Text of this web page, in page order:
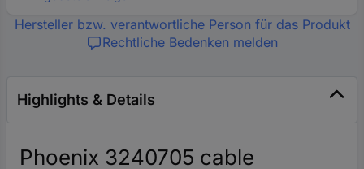
Hersteller bzw. verantwortliche Person für das Produkt
Rechtliche Bedenken melden
Highlights & Details
Phoenix 3240705 cable